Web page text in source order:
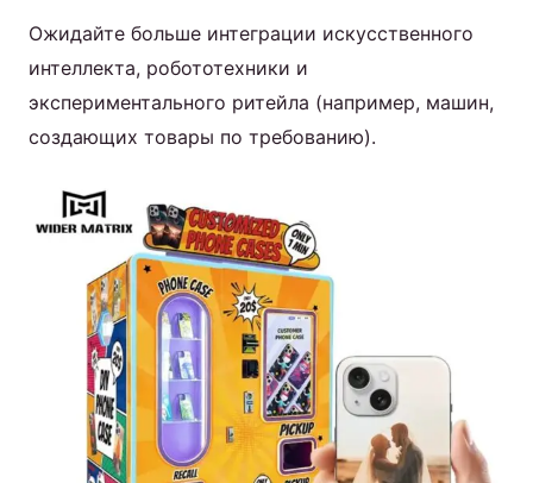
Ожидайте больше интеграции искусственного
интеллекта, робототехники и
экспериментального ритейла (например, машин,
создающих товары по требованию).